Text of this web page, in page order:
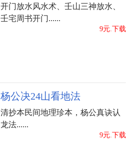
开门放水风水术、壬山三神放水、
壬宅周书开门......
9元.下载
杨公决24山看地法
清抄本民间地理珍本，杨公真诀认
龙法......
9元.下载